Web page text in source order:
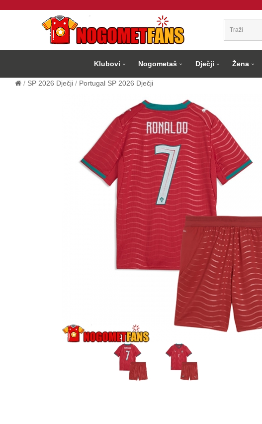
Klubovi Nogometaš Dječji Žena
SP 2026 Dječji Portugal SP 2026 Dječji